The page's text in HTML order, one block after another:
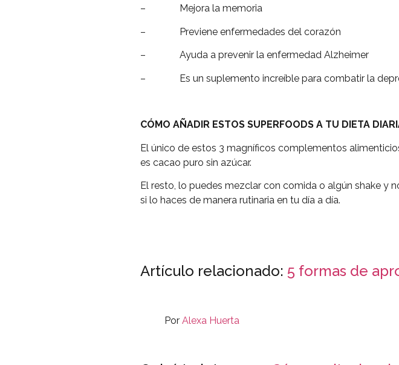
– Mejora la memoria
– Previene enfermedades del corazón
– Ayuda a prevenir la enfermedad Alzheimer
– Es un suplemento increíble para combatir la
CÓMO AÑADIR ESTOS SUPERFOODS A TU DIETA
El único de estos 3 magníficos complementos
es cacao puro sin azúcar.
El resto, lo puedes mezclar con comida o algún shake y
si lo haces de manera rutinaria en tu día a día.
Artículo relacionado: 5 formas de
Por Alexa Huerta